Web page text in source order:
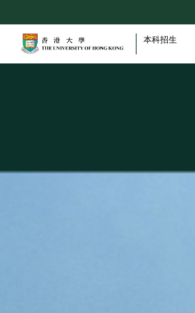
to
content
本科招生